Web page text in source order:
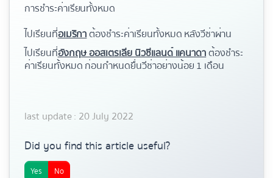
การชำระค่าเรียนทั้งหมด
ไปเรียนที่อเมริกาต้องชำระค่าเรียนทั้งหมด หลังวีซ่าผ่าน
ไปเรียนที่อังกฤษ ออสเตรเลีย นิวซีแลนด์ แคนาดาต้องชำระ
ค่าเรียนทั้งหมดก่อนกำหนดยื่นวีซ่าอย่างน้อย 1 เดือน
last update : 20 July 2022
Did you find this article useful?
Yes No